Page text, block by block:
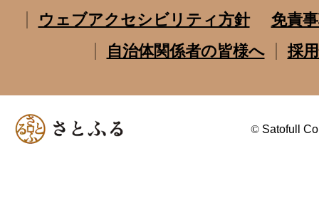
ウェブアクセシビリティ方針
免責
自治体関係者の皆様へ
採
© Satofull